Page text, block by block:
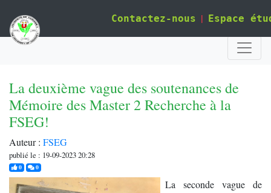
Contactez-nous | Espace
La deuxième vague des soutenances de
Mémoire des Master 2 Recherche à la
FSEG!
Auteur : FSEG
publié le : 19-09-2023 20:28
0j'aime0commentaires
La seconde vague de